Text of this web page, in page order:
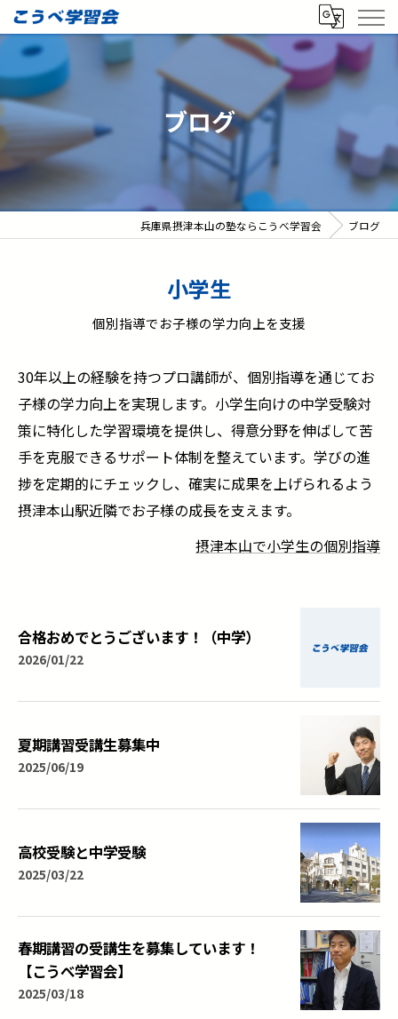
ブログ
兵庫県摂津本山の塾ならこうべ学習会 ブログ
小学生
個別指導でお子様の学力向上を支援
30年以上の経験を持つプロ講師が、個別指導を通じてお
子様の学力向上を実現します。小学生向けの中学受験対
策に特化した学習環境を提供し、得意分野を伸ばして苦
手を克服できるサポート体制を整えています。学びの進
捗を定期的にチェックし、確実に成果を上げられるよう
摂津本山駅近隣でお子様の成長を支えます。
摂津本山で小学生の個別指導
合格おめでとうございます！（中学）
2026/01/22
夏期講習受講生募集中
2025/06/19
高校受験と中学受験
2025/03/22
春期講習の受講生を募集しています！
【こうべ学習会】
2025/03/18